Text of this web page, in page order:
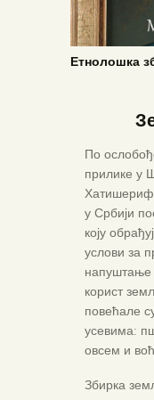
О
ЗБИРКЕ
ВЕСТИ
КОНТАКТ
Етнолошка
По
прилике у
у Србији
коју
услови за
напуштање
корист
повећале
усевима:
овсем и
Збирка